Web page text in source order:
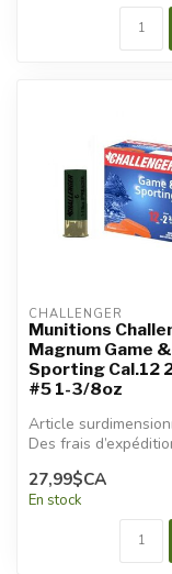
CHALLENGER
Munitions
Magnum Game &
Sporting Cal.12
#5 1-3/8oz
Article
Des frais
appliqués.
27,99$CA
En stock